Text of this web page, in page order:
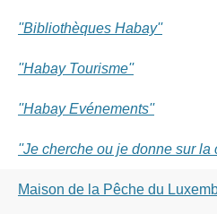
''Bibliothèques Habay''
''Habay Tourisme''
''Habay Evénements''
''Je cherche ou je donne sur la
Maison de la Pêche du